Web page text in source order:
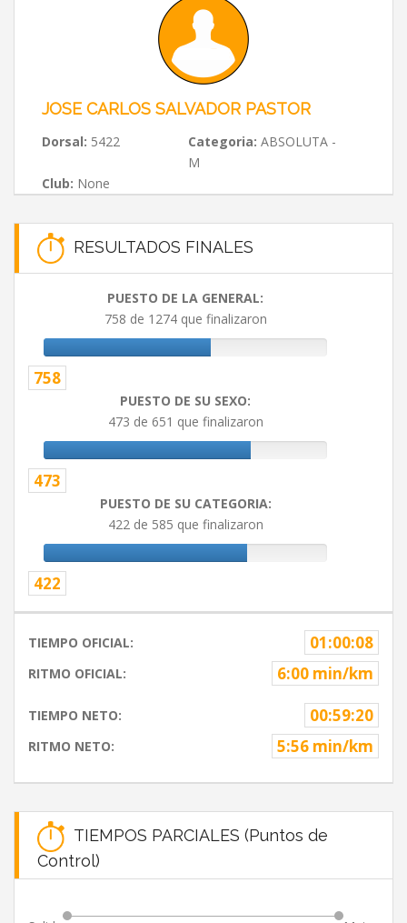
JOSE CARLOS SALVADOR PASTOR
Dorsal: 5422 Categoria: ABSOLUTA -
M
Club: None
RESULTADOS FINALES
PUESTO DE LA GENERAL:
758 de 1274 que finalizaron
758
PUESTO DE SU SEXO:
473 de 651 que finalizaron
473
PUESTO DE SU CATEGORIA:
422 de 585 que finalizaron
422
TIEMPO OFICIAL: 01:00:08
RITMO OFICIAL: 6:00 min/km
TIEMPO NETO: 00:59:20
RITMO NETO: 5:56 min/km
TIEMPOS PARCIALES (Puntos de
Control)